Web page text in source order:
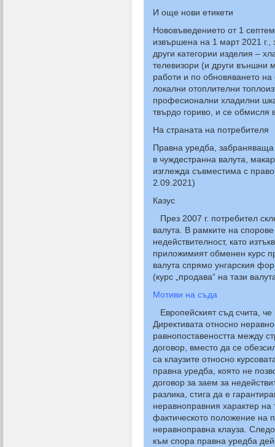
И още нови етикети
Нововъведението от 1
извършена на 1 март 2021
други категории изделия –
телевизори (и други външни
работи и по обновяването
локални отоплителни
професионални хладилни
твърдо гориво, и се обмисля
На страната на потребителя
Правна уредба, забраняваща
в чуждестранна валута,
изглежда съвместима с
2.09.2021)
Казус
През 2007 г. потребител
валута. В рамките на
недействителност, като
приложимият обменен курс
валута спрямо унгарския
(курс „продава“ на тази
Мотиви на съда
Европейският съд счита, че
Директивата относно
равнопоставеността между
договор, вместо да се
са клаузите относно
правна уредба, която не
договор за заем за
разлика, стига да е
неравноправния характер на
фактическото положение на
неравноправна клауза.
към спора правна уредба